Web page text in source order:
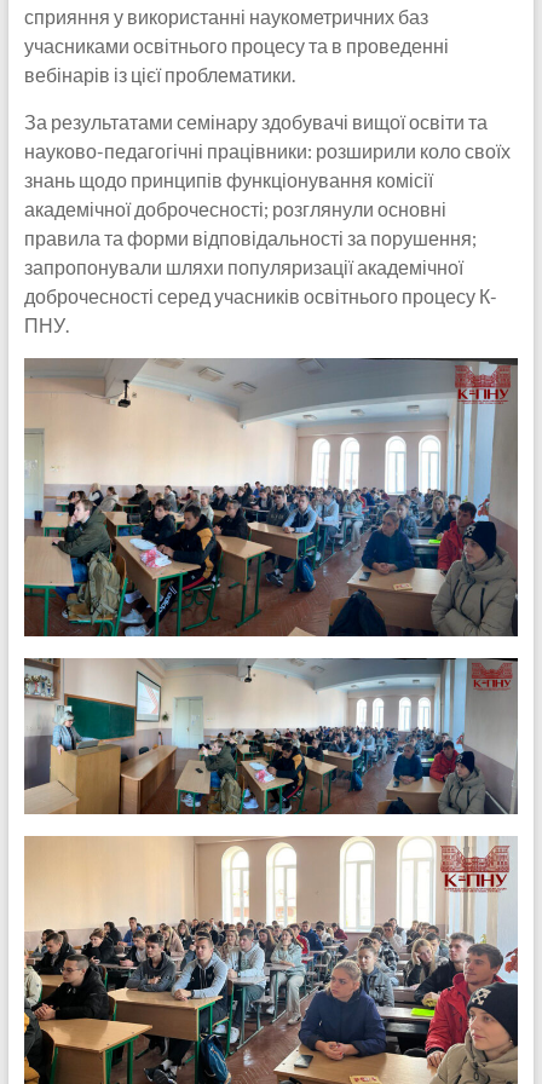
сприяння у використанні наукометричних баз
учасниками освітнього процесу та в проведенні
вебінарів із цієї проблематики.
За результатами семінару здобувачі вищої освіти та
науково-педагогічні працівники: розширили коло своїх
знань щодо принципів функціонування комісії
академічної доброчесності; розглянули основні
правила та форми відповідальності за порушення;
запропонували шляхи популяризації академічної
доброчесності серед учасників освітнього процесу К-
ПНУ.